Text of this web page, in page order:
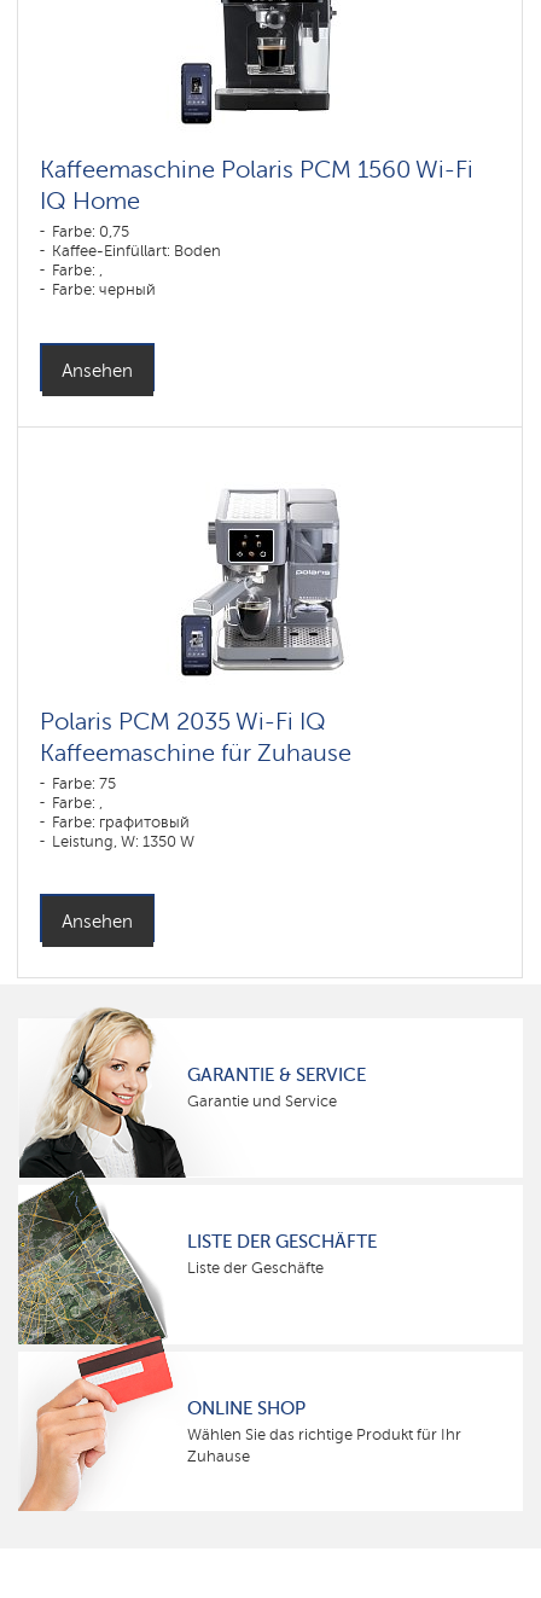
Kaffeemaschine Polaris PCM 1560 Wi-Fi
IQ Home
Farbe: 0,75
Kaffee-Einfüllart: Boden
Farbe: ,
Farbe: черный
Ansehen
Polaris PCM 2035 Wi-Fi IQ
Kaffeemaschine für Zuhause
Farbe: 75
Farbe: ,
Farbe: графитовый
Leistung, W: 1350 W
Ansehen
GARANTIE & SERVICE
Garantie und Service
LISTE DER GESCHÄFTE
Liste der Geschäfte
ONLINE SHOP
Wählen Sie das richtige Produkt für Ihr
Zuhause